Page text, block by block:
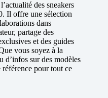
des sneakers
Il offre une sélection
dans
partage des
et des guides
vous soyez à la
d’infos sur des modèles
référence pour tout ce